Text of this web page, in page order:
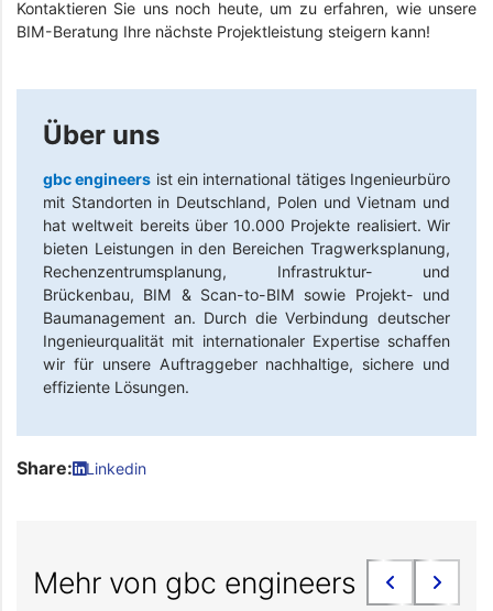
Kontaktieren Sie uns noch heute, um zu erfahren, wie unsere
BIM-Beratung Ihre nächste Projektleistung steigern kann!
Über uns
gbc engineers ist ein international tätiges Ingenieurbüro
mit Standorten in Deutschland, Polen und Vietnam und
hat weltweit bereits über 10.000 Projekte realisiert. Wir
bieten Leistungen in den Bereichen Tragwerksplanung,
Rechenzentrumsplanung, Infrastruktur- und
Brückenbau, BIM & Scan-to-BIM sowie Projekt- und
Baumanagement an. Durch die Verbindung deutscher
Ingenieurqualität mit internationaler Expertise schaffen
wir für unsere Auftraggeber nachhaltige, sichere und
effiziente Lösungen.
Share: Linkedin
Mehr von gbc engineers